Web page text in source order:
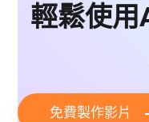
輕鬆使用
免費製作影片